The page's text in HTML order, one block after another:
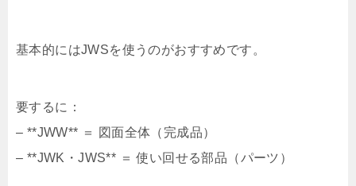
基本的にはJWSを使うのがおすすめです。
要するに：
– **JWW** ＝ 図面全体（完成品）
– **JWK・JWS** ＝ 使い回せる部品（パーツ）